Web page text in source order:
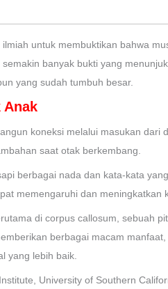
untuk membuktikan bahwa
banyak bukti yang
yang sudah tumbuh besar.
Anak
koneksi melalui masukan dari
saat otak berkembang.
berbagai nada dan kata-kata
memengaruhi dan meningkatkan
di corpus callosum, sebuah
berbagai macam
yang lebih baik.
University of Southern